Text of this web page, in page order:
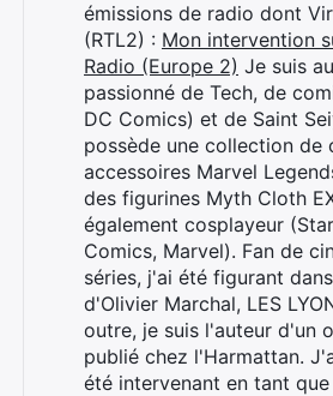
émissions de radio dont
(RTL2) : Mon intervention
Radio (Europe 2) Je suis
passionné de Tech, de
DC Comics) et de Saint
possède une collection de
accessoires Marvel
des figurines Myth Cloth
également cosplayeur
Comics, Marvel). Fan de
séries, j'ai été figurant
d'Olivier Marchal, LES
outre, je suis l'auteur d'un
publié chez l'Harmattan.
été intervenant en tant